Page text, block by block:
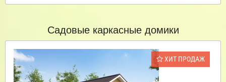
Садовые каркасные домики
ХИТ ПРОДАЖ